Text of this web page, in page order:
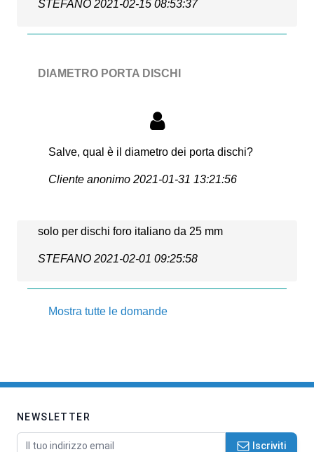
STEFANO 2021-02-15 08:53:37
DIAMETRO PORTA DISCHI
Salve, qual è il diametro dei porta dischi?
Cliente anonimo 2021-01-31 13:21:56
solo per dischi foro italiano da 25 mm
STEFANO 2021-02-01 09:25:58
Mostra tutte le domande
NEWSLETTER
Indirizzo email Iscriviti